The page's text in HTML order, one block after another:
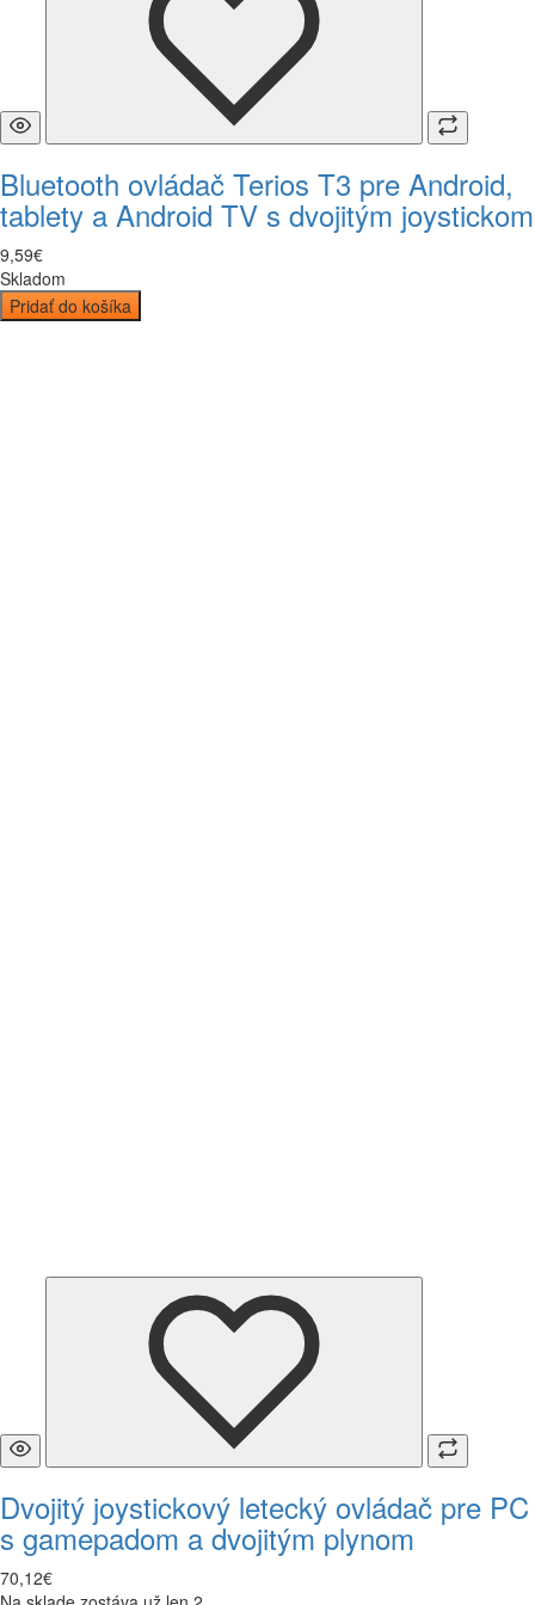
Bluetooth ovládač Terios T3 pre Android,
tablety a Android TV s dvojitým joystickom
9,59€
Skladom
Pridať do košíka
Dvojitý joystickový letecký ovládač pre PC
s gamepadom a dvojitým plynom
70,12€